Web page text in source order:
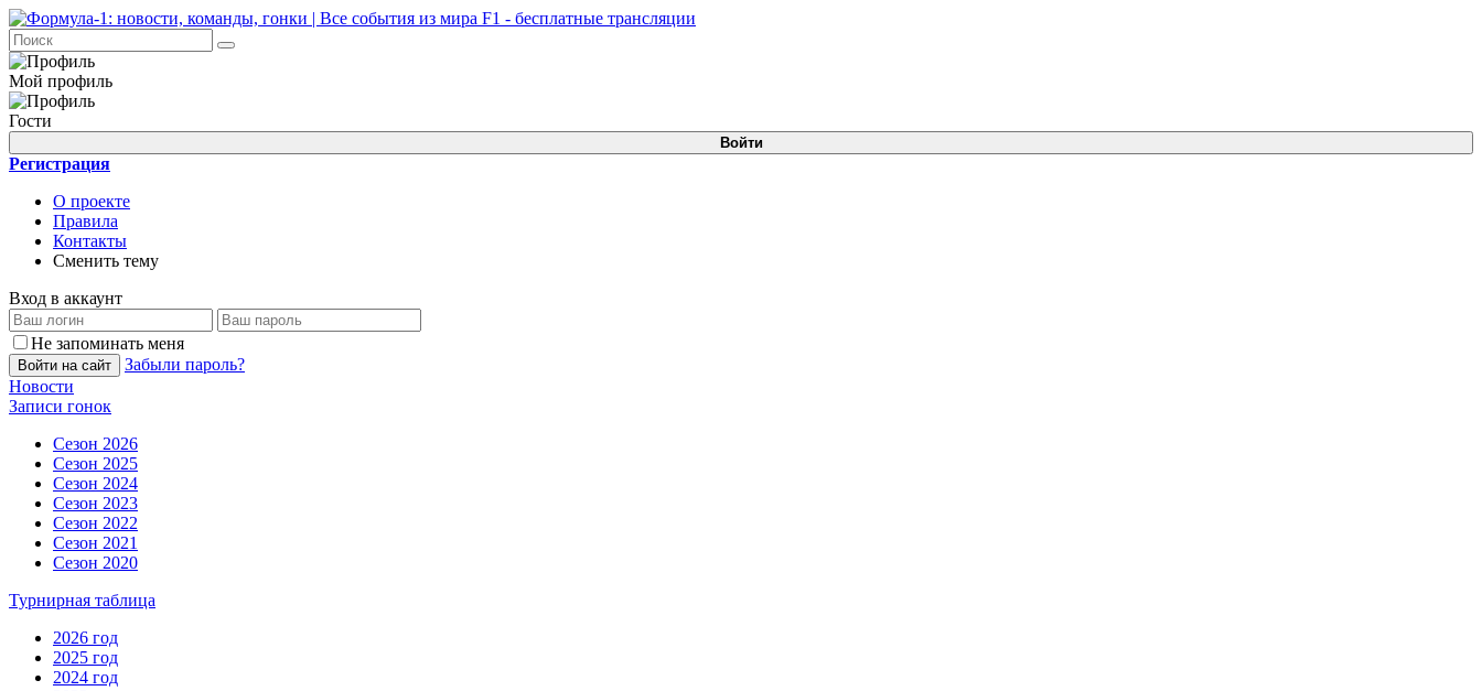
Мой профиль
Гости
Войти
Регистрация
О проекте
Правила
Контакты
Сменить тему
Вход в аккаунт
Не запоминать меня
Войти на сайт
Забыли пароль?
Новости
Записи гонок
Сезон 2026
Сезон 2025
Сезон 2024
Сезон 2023
Сезон 2022
Сезон 2021
Сезон 2020
Турнирная таблица
2026 год
2025 год
2024 год